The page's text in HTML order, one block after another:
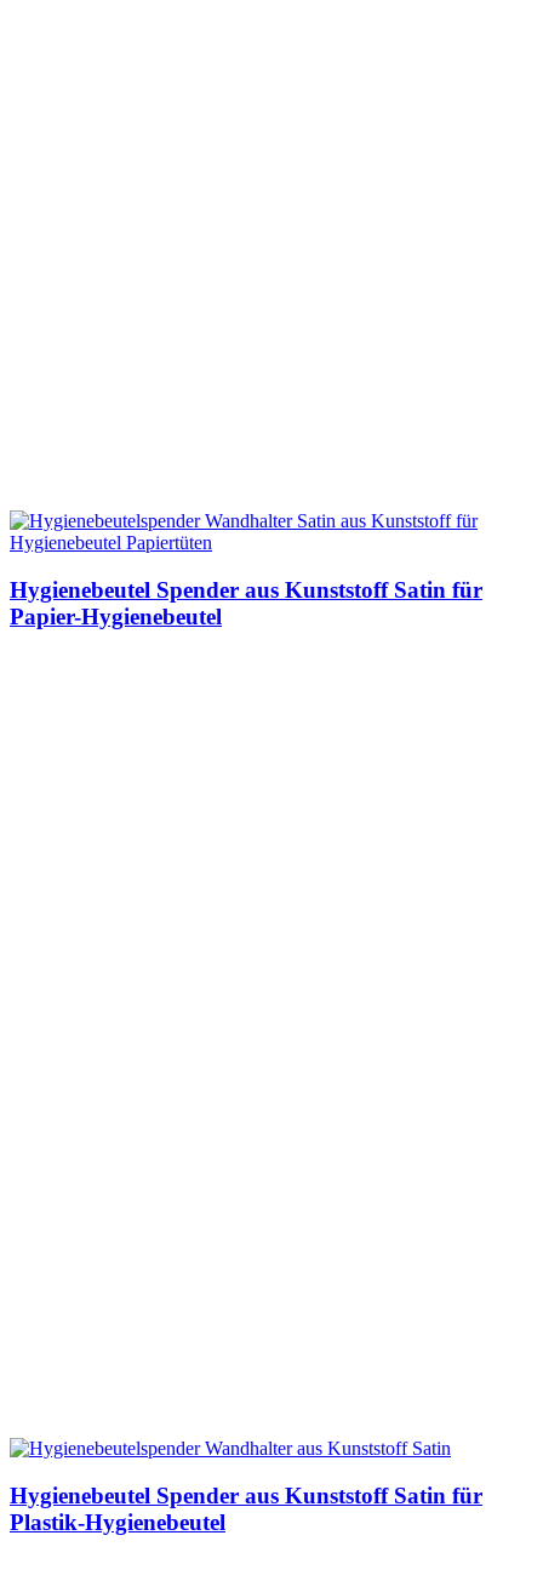
Hygienebeutel Spender aus Kunststoff Satin für
Papier-Hygienebeutel
Hygienebeutel Spender aus Kunststoff Satin für
Plastik-Hygienebeutel